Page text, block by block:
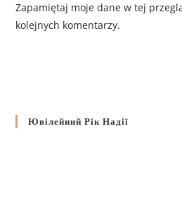
Zapamiętaj moje dane w tej
kolejnych komentarzy.
Ювілейний Рік Надії